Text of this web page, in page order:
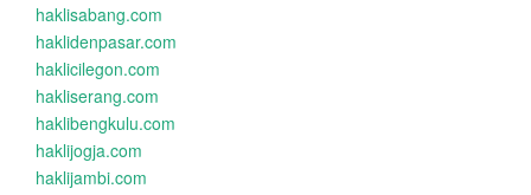
haklisabang.com
haklidenpasar.com
haklicilegon.com
hakliserang.com
haklibengkulu.com
haklijogja.com
haklijambi.com